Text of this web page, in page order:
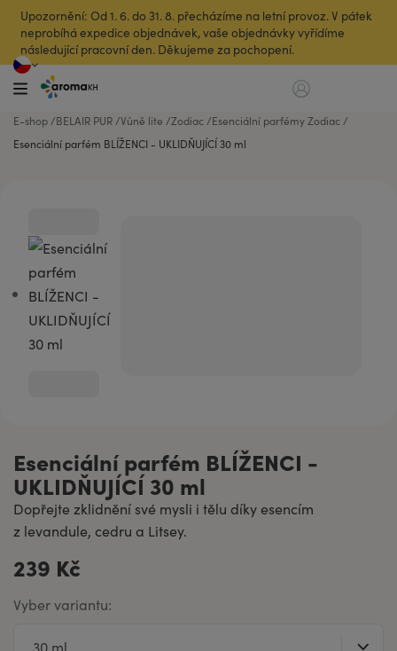
Upozornění: Od 1. 6. do 31. 8. přecházíme na letní provoz. V pátek
neprobíhá expedice objednávek, vaše objednávky vyřídíme
následující pracovní den. Děkujeme za pochopení.
E-shop BELAIR PUR Vůně lite Zodiac
Esenciální parfémy Zodiac
Esenciální parfém BLÍŽENCI - UKLIDŇUJÍCÍ 30 ml
Esenciální parfém BLÍŽENCI -
UKLIDŇUJÍCÍ 30 ml
Dopřejte zklidnění své mysli i tělu díky esencím
z levandule, cedru a Litsey.
239 Kč
Vyber variantu: